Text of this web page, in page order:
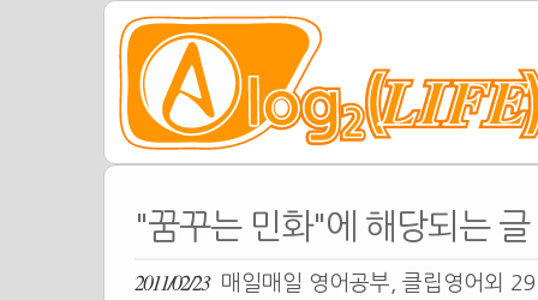
"꿈꾸는 민화"에 해당되는
2011/02/23 매일매일 영어공부, 클립영어외